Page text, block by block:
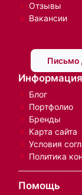
Отзывы
Вакансии
Письмо
Информация
Блог
Портфолио
Бренды
Карта сайта
Условия
Политика
Помощь